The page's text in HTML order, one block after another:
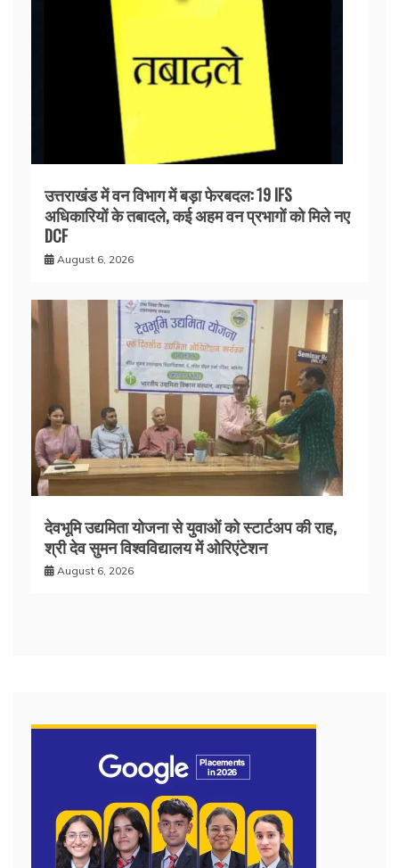
उत्तराखंड में वन विभाग में बड़ा फेरबदल: 19 IFS
अधिकारियों के तबादले, कई अहम वन प्रभागों को मिले नए
DCF
August 6, 2026
देवभूमि उद्यमिता योजना से युवाओं को स्टार्टअप की राह,
श्री देव सुमन विश्वविद्यालय में ओरिएंटेशन
August 6, 2026